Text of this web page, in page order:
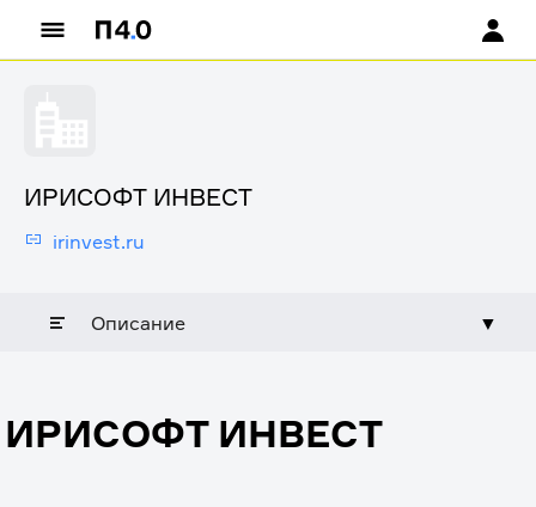
ИРИСОФТ ИНВЕСТ
irinvest.ru
Описание ▼
ИРИСОФТ ИНВЕСТ